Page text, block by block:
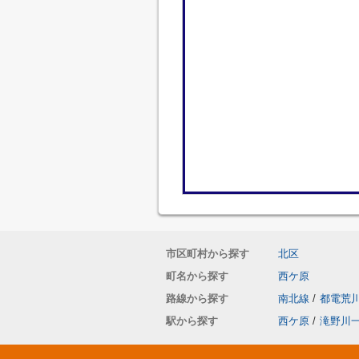
市区町村から探す
北区
町名から探す
西ケ原
路線から探す
南北線 / 都電荒
駅から探す
西ケ原 / 滝野川